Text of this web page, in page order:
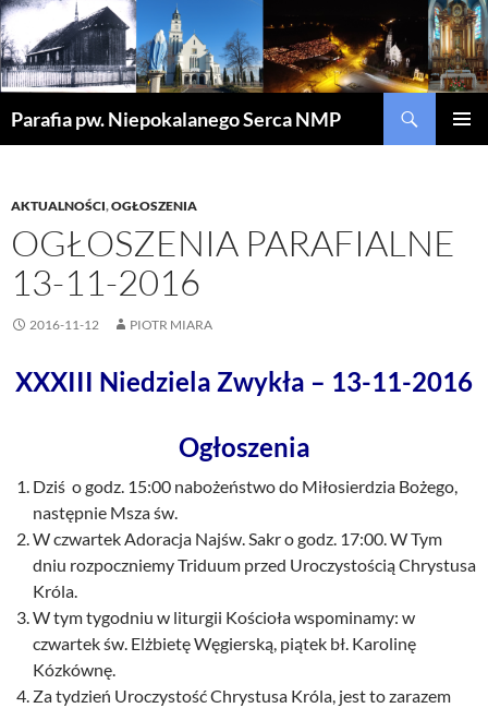
Parafia pw. Niepokalanego Serca NMP
AKTUALNOŚCI,OGŁOSZENIA
OGŁOSZENIA PARAFIALNE
13-11-2016
2016-11-12 PIOTR MIARA
XXXIII Niedziela Zwykła – 13-11-2016
Ogłoszenia
Dziś o godz. 15:00 nabożeństwo do Miłosierdzia Bożego,
następnie Msza św.
W czwartek Adoracja Najśw. Sakr o godz. 17:00. W Tym
dniu rozpoczniemy Triduum przed Uroczystością Chrystusa
Króla.
W tym tygodniu w liturgii Kościoła wspominamy: w
czwartek św. Elżbietę Węgierską, piątek bł. Karolinę
Kózkównę.
Za tydzień Uroczystość Chrystusa Króla, jest to zarazem